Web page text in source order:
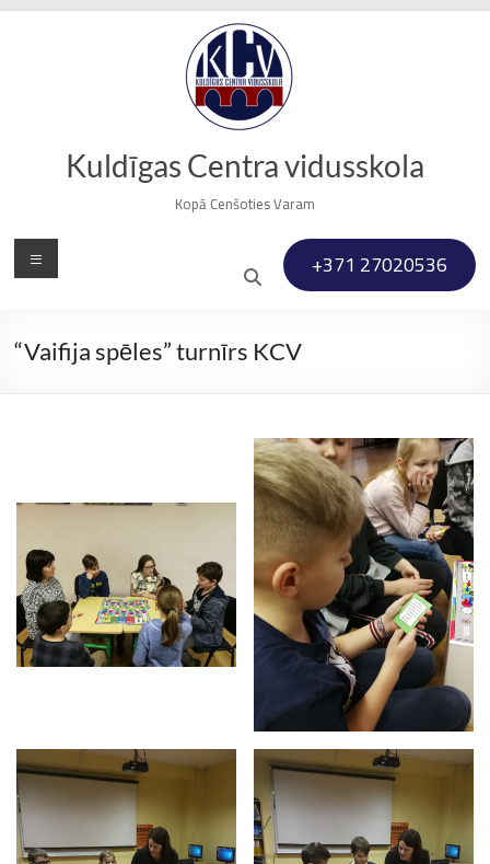
Skip
Kuldīgas Centra vidusskola
Kopā Cenšoties Varam
+371 27020536
Menu
“Vaifija spēles” turnīrs KCV